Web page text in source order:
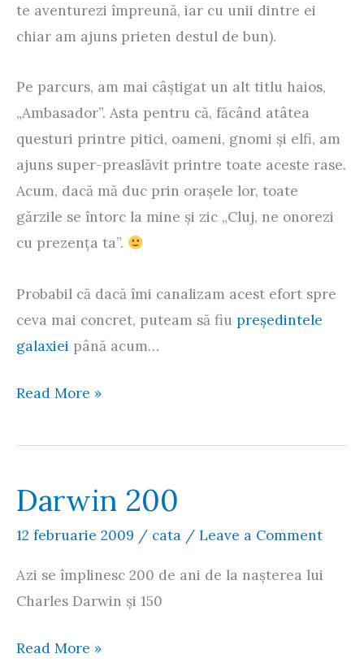
te aventurezi împreună, iar cu unii dintre ei
chiar am ajuns prieten destul de bun).
Pe parcurs, am mai câştigat un alt titlu haios,
„Ambasador”. Asta pentru că, făcând atâtea
questuri printre pitici, oameni, gnomi şi elfi, am
ajuns super-preaslăvit printre toate aceste rase.
Acum, dacă mă duc prin oraşele lor, toate
gărzile se întorc la mine şi zic „Cluj, ne onorezi
cu prezenţa ta”.
Probabil că dacă îmi canalizam acest efort spre
ceva mai concret, puteam să fiu preşedintele
galaxiei până acum…
Loremaster
Read More »
Darwin 200
12 februarie 2009 / cata / Leave a Comment
Azi se împlinesc 200 de ani de la naşterea lui
Charles Darwin şi 150
Darwin
Read More »